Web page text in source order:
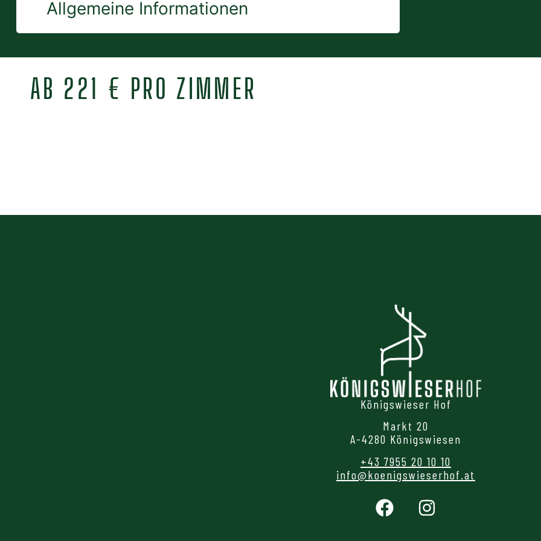
Allgemeine Informationen
AB 221 € PRO ZIMMER
Königswieser Hof
Markt 20
A-4280 Königswiesen
+43 7955 20 10 10
info@koenigswieserhof.at